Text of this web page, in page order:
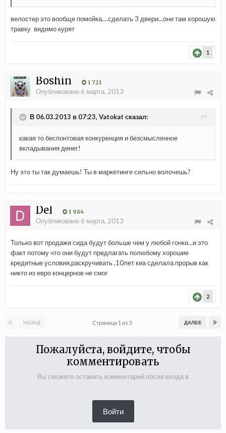
велостер это вообще помойка....сделать 3 двери...они там хорошую
травку видимо курят
1
Boshin 1 721
Опубликовано 6 марта, 2013
В 06.03.2013 в 07:23, Vatokat сказал:
какая то беспонтовая конкуренция и безсмысленное
вкладывания денег!
Ну это ты так думаешь! Ты в маркетинге сильно волочешь?
Del 1 984
Опубликовано 6 марта, 2013
Только вот продажи сида будут больше чем у любой гонки...и это
факт потому что они будут предлагать полюбому хорошие
кредитные условия,раскручивать ,10лет киа сделала прорыв как
никто из евро концернов не смог
2
НАЗАД ДАЛЕЕ
Страница 1 из 3
Пожалуйста, войдите, чтобы
комментировать
Вы сможете оставить комментарий после входа в
Войти